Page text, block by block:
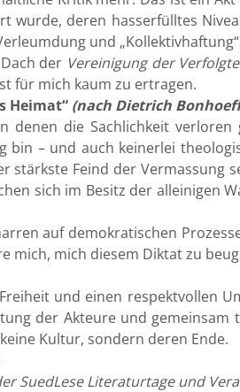
wurde, deren hasserfülltes
und
der Vereinigung der
für mich kaum zu ertragen.
Heimat“ (nach Dietrich
denen die Sachlichkeit
bin – und auch keinerlei
stärkste Feind der Vermassung
sich im Besitz der alleinigen
auf demokratischen
mich, mich diesem Diktat zu
und einen respektvollen
der Akteure und
Kultur, sondern deren Ende.
SuedLese Literaturtageund